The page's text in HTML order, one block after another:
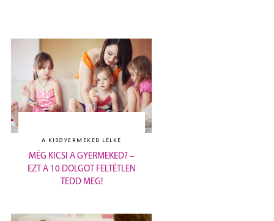
A KISGYERMEKED LELKE
MÉG KICSI A GYERMEKED? –
EZT A 10 DOLGOT FELTÉTLEN
TEDD MEG!